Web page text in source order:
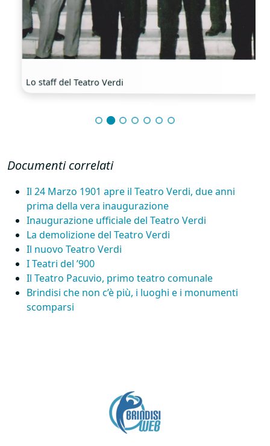
Lo staff del Teatro Verdi
Documenti correlati
Il 24 Marzo 1901 apre il Teatro Verdi, due anni
prima della vera inaugurazione
Inaugurazione ufficiale del Teatro Verdi
La demolizione del Teatro Verdi
Il nuovo Teatro Verdi
I Teatri del ’900
Il Teatro Pacuvio, primo teatro comunale
Brindisi che non c’è più, i luoghi e i monumenti
scomparsi